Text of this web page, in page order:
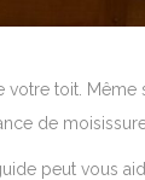
votre toit.
de
peut vous